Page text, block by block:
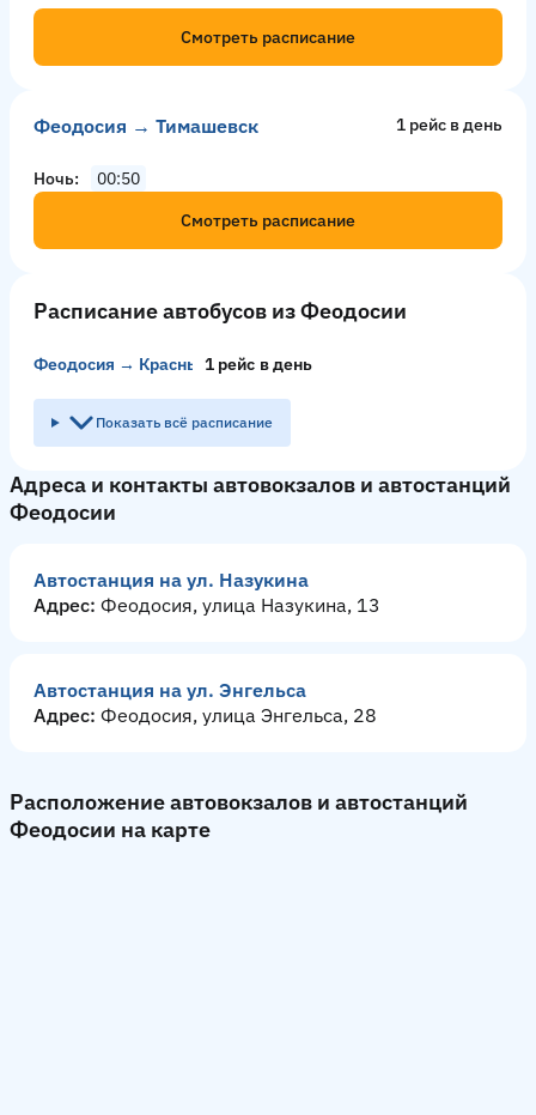
Смотреть расписание
Феодосия → Тимашевск 1 рейс в день
Ночь
00:50
Смотреть расписание
Расписание автобусов из Феодосии
Феодосия → Красный Колос1 рейс в день
Показать всё расписание
Адреса и контакты автовокзалов и автостанций
Феодосии
Автостанция на ул. Назукина
Адрес: Феодосия, улица Назукина, 13
Автостанция на ул. Энгельса
Адрес: Феодосия, улица Энгельса, 28
Расположение автовокзалов и автостанций
Феодосии на карте